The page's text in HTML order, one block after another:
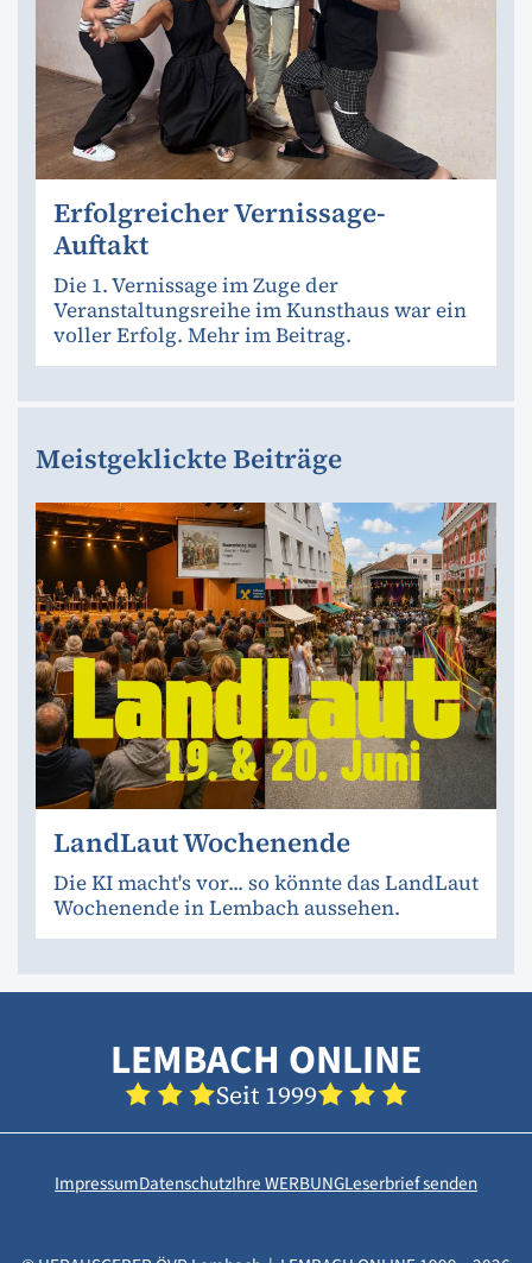
Erfolgreicher Vernissage-
Auftakt
Die 1. Vernissage im Zuge der
Veranstaltungsreihe im Kunsthaus war ein
voller Erfolg. Mehr im Beitrag.
Meistgeklickte Beiträge
LandLaut Wochenende
Die KI macht's vor... so könnte das LandLaut
Wochenende in Lembach aussehen.
LEMBACH ONLINE
Seit 1999
ImpressumDatenschutzIhre WERBUNGLeserbrief senden